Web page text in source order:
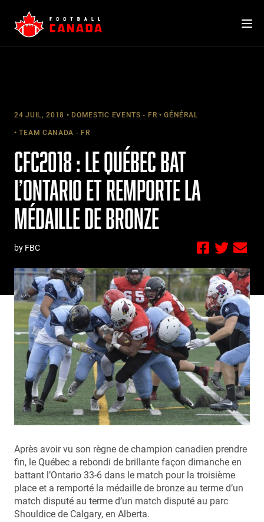
content
24 JUIL, 2018 DOMESTIC EVENTS - FR GÉNÉRAL
TEAM CANADA - FR
CFC2018 : LE QUÉBEC BAT
L’ONTARIO ET REMPORTE LA
MÉDAILLE DE BRONZE
by FBC
Après avoir vu son règne de champion canadien prendre
fin, le Québec a rebondi de brillante façon dimanche en
battant l’Ontario 33-6 dans le match pour la troisième
place et a remporté la médaille de bronze au terme d’un
match disputé au terme d’un match disputé au parc
Shouldice de Calgary, en Alberta.